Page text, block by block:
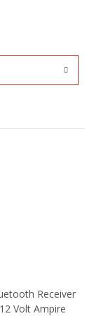
Receiver
Volt Ampire